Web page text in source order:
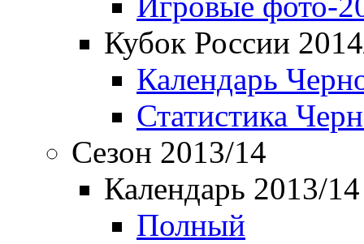
Кубок России
Календарь
Статистика
Сезон 2013/14
Календарь 2013/14
Полный